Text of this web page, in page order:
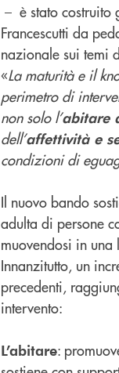
– è stato costruito
Francescutti da
nazionale sui temi
«La maturità e il
perimetro di
non solo l’abitare
dell’affettività e
condizioni di
Il nuovo bando
adulta di persone
muovendosi in
Innanzitutto, un
precedenti,
intervento:
L’abitare: